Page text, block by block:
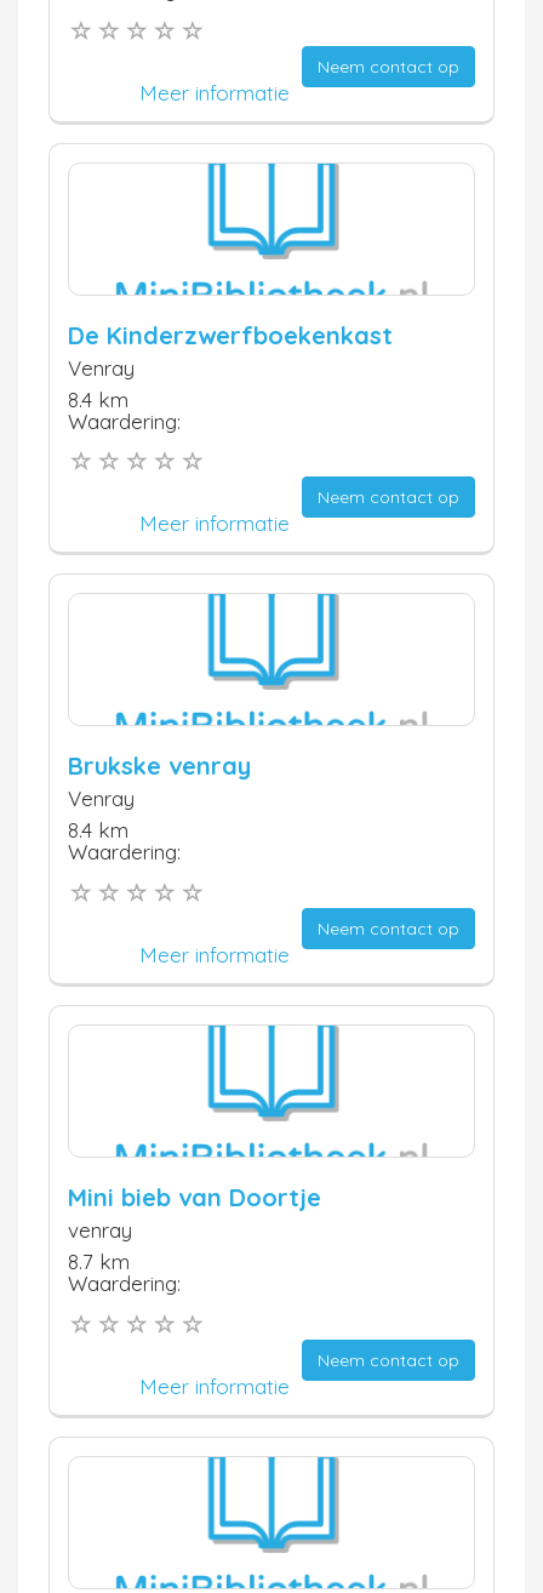
Neem contact op
Meer informatie
De Kinderzwerfboekenkast
Venray
8.4 km
Waardering:
Neem contact op
Meer informatie
Brukske venray
Venray
8.4 km
Waardering:
Neem contact op
Meer informatie
Mini bieb van Doortje
venray
8.7 km
Waardering:
Neem contact op
Meer informatie